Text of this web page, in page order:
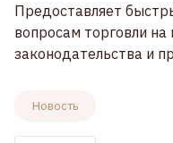
Предоставляет
вопросам торговли
законодательства и
Новость